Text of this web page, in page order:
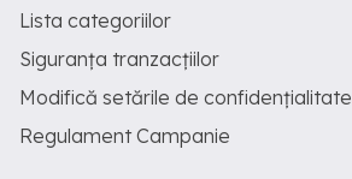
Lista categoriilor
Siguranța tranzacțiilor
Modifică setările de confidențialitate
Regulament Campanie